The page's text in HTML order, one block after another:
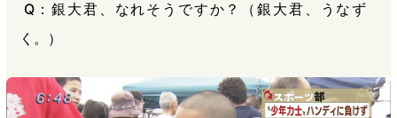
Q：銀大君、なれそうですか？（銀大君、うなず
く。）